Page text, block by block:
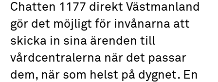
Chatten 1177 direkt Västmanland
gör det möjligt för invånarna att
skicka in sina ärenden till
vårdcentralerna när det passar
dem, när som helst på dygnet. En